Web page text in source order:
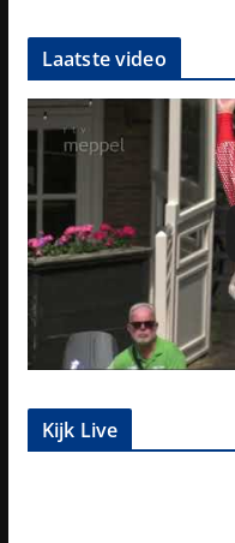
Laatste video
Kijk Live